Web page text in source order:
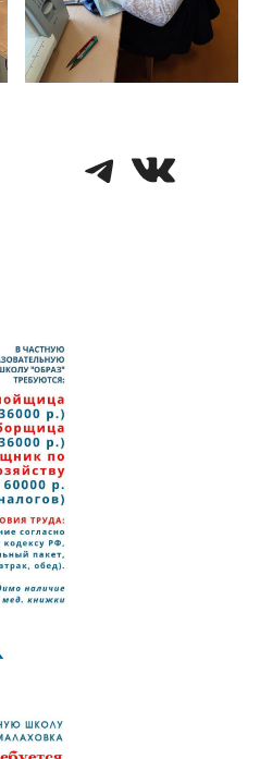
VK